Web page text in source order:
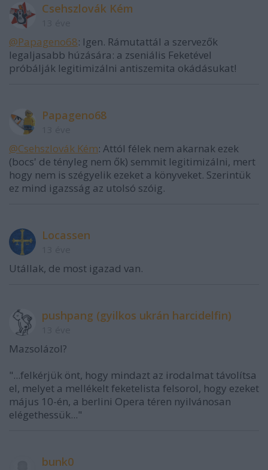
Csehszlovák Kém
@Papageno68: Igen. Rámutattál a szervezők
legaljasabb húzására: a zseniális Feketével
próbálják legitimizálni antiszemita okádásukat!
Papageno68
@Csehszlovák Kém: Attól félek nem akarnak ezek
(bocs' de tényleg nem ők) semmit legitimizálni, mert
hogy nem is szégyelik ezeket a könyveket. Szerintük
ez mind igazsság az utolsó szóig.
Locassen
Utállak, de most igazad van.
pushpang (gyilkos ukrán harcidelfin)
Mazsolázol?
"...felkérjük önt, hogy mindazt az irodalmat távolítsa
el, melyet a mellékelt feketelista felsorol, hogy ezeket
május 10-én, a berlini Opera téren nyilvánosan
elégethessük..."
bunk0